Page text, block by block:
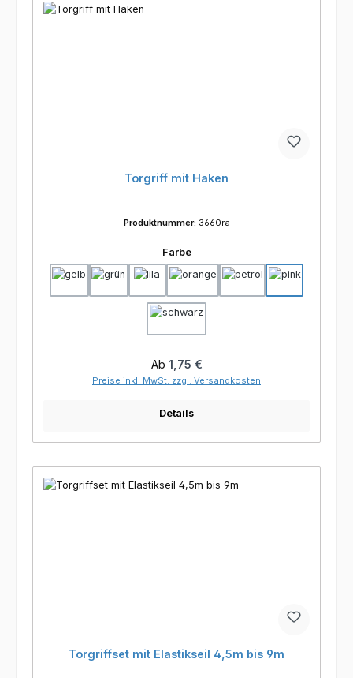
Torgriff mit Haken
Produktnummer: 3660ra
Farbeauswählen
Regulärer Preis:
Ab 1,75 €
Preise inkl. MwSt. zzgl. Versandkosten
Details
Torgriffset mit Elastikseil 4,5m bis 9m